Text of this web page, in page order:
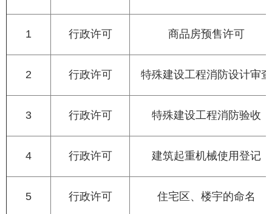
1 行政许可 商品房预售许可
2 行政许可 特殊建设工程消防设计审查
3 行政许可 特殊建设工程消防验收
4 行政许可 建筑起重机械使用登记
5 行政许可 住宅区、楼宇的命名